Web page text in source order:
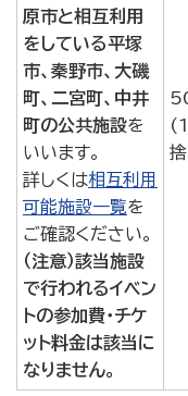
原市と相互利用
をしている平塚
市、秦野市、大磯
町、二宮町、中井
町の公共施設を
いいます。
詳しくは相互利用
可能施設一覧を
ご確認ください。
（注意）該当施設
で行われるイベン
トの参加費・チケ
ット料金は該当に
なりません。